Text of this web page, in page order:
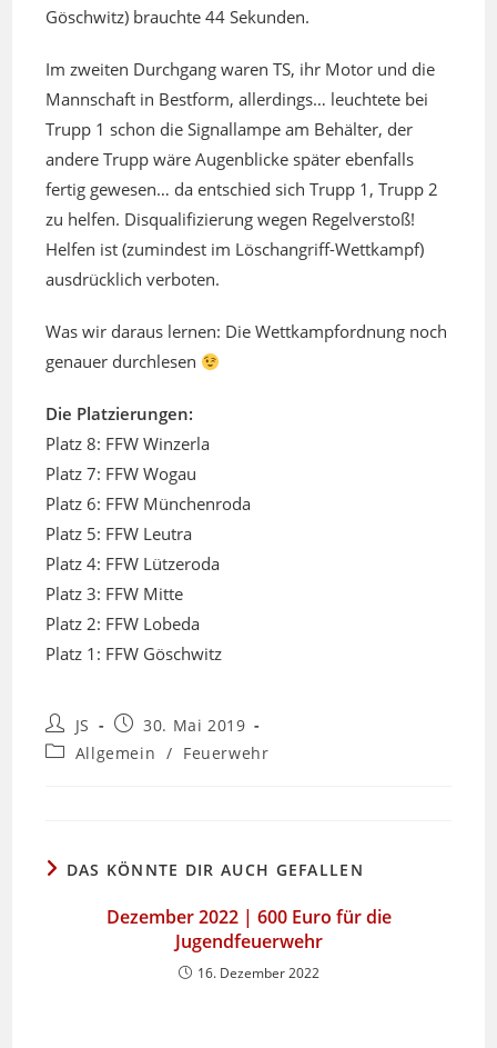
Göschwitz) brauchte 44 Sekunden.
Im zweiten Durchgang waren TS, ihr Motor und die
Mannschaft in Bestform, allerdings… leuchtete bei
Trupp 1 schon die Signallampe am Behälter, der
andere Trupp wäre Augenblicke später ebenfalls
fertig gewesen… da entschied sich Trupp 1, Trupp 2
zu helfen. Disqualifizierung wegen Regelverstoß!
Helfen ist (zumindest im Löschangriff-Wettkampf)
ausdrücklich verboten.
Was wir daraus lernen: Die Wettkampfordnung noch
genauer durchlesen
Die Platzierungen:
Platz 8: FFW Winzerla
Platz 7: FFW Wogau
Platz 6: FFW Münchenroda
Platz 5: FFW Leutra
Platz 4: FFW Lützeroda
Platz 3: FFW Mitte
Platz 2: FFW Lobeda
Platz 1: FFW Göschwitz
Beitrags-
Autor:
JS
Beitrag
veröffentlicht:
30. Mai 2019
Beitrags-
Allgemein / Feuerwehr
DAS KÖNNTE DIR AUCH GEFALLEN
Dezember 2022 | 600 Euro für die
Jugendfeuerwehr
16. Dezember 2022